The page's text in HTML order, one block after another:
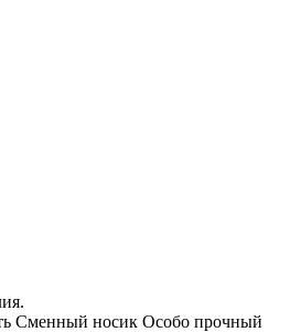
Сменный носик Особо прочный